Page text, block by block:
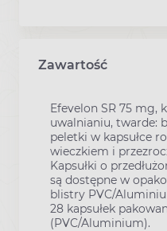
Zawartość
Efevelon SR 75 mg,
uwalnianiu, twarde:
peletki w kapsułce
wieczkiem i
Kapsułki o
są dostępne w
blistry PVC/
28 kapsułek
(PVC/Aluminium).